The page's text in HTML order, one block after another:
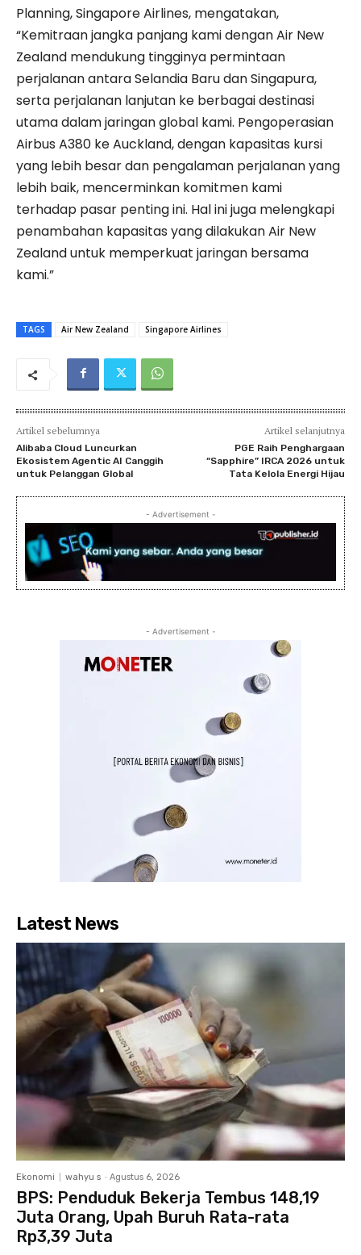
Planning, Singapore Airlines, mengatakan,
“Kemitraan jangka panjang kami dengan Air New
Zealand mendukung tingginya permintaan
perjalanan antara Selandia Baru dan Singapura,
serta perjalanan lanjutan ke berbagai destinasi
utama dalam jaringan global kami. Pengoperasian
Airbus A380 ke Auckland, dengan kapasitas kursi
yang lebih besar dan pengalaman perjalanan yang
lebih baik, mencerminkan komitmen kami
terhadap pasar penting ini. Hal ini juga melengkapi
penambahan kapasitas yang dilakukan Air New
Zealand untuk memperkuat jaringan bersama
kami.”
TAGS Air New Zealand Singapore Airlines
Artikel sebelumnya
Alibaba Cloud Luncurkan
Ekosistem Agentic AI Canggih
untuk Pelanggan Global
Artikel selanjutnya
PGE Raih Penghargaan
“Sapphire” IRCA 2026 untuk
Tata Kelola Energi Hijau
- Advertisement -
- Advertisement -
Latest News
Ekonomi wahyu s - Agustus 6, 2026
BPS: Penduduk Bekerja Tembus 148,19
Juta Orang, Upah Buruh Rata-rata
Rp3,39 Juta